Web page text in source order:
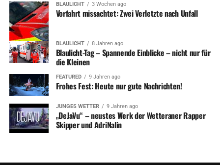
BLAULICHT 3 Wochen ago
Vorfahrt missachtet: Zwei Verletzte nach Unfall
BLAULICHT 8 Jahren ago
Blaulicht-Tag – Spannende Einblicke – nicht nur für
die Kleinen
FEATURED 9 Jahren ago
Frohes Fest: Heute nur gute Nachrichten!
JUNGES WETTER 9 Jahren ago
„DeJaVu“ – neustes Werk der Wetteraner Rapper
Skipper und AdriNalin